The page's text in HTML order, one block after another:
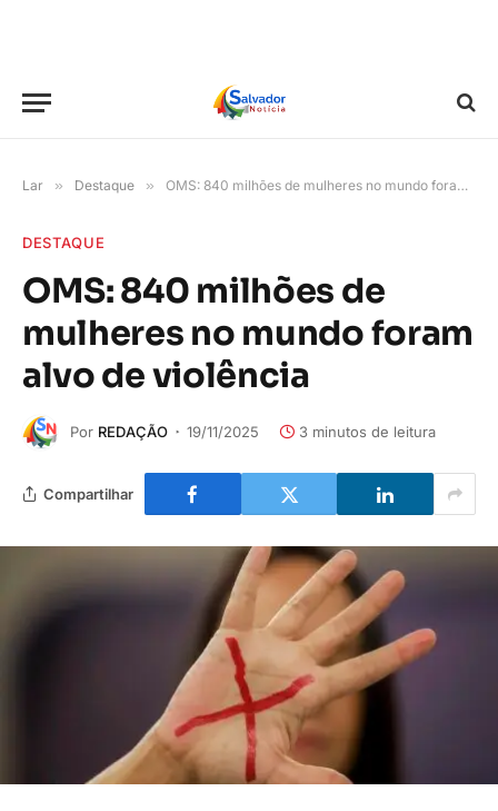
Lar » Destaque » OMS: 840 milhões de mulheres no mundo foram alvo de violência
DESTAQUE
OMS: 840 milhões de
mulheres no mundo foram
alvo de violência
Por REDAÇÃO 19/11/2025 3 minutos de leitura
Compartilhar